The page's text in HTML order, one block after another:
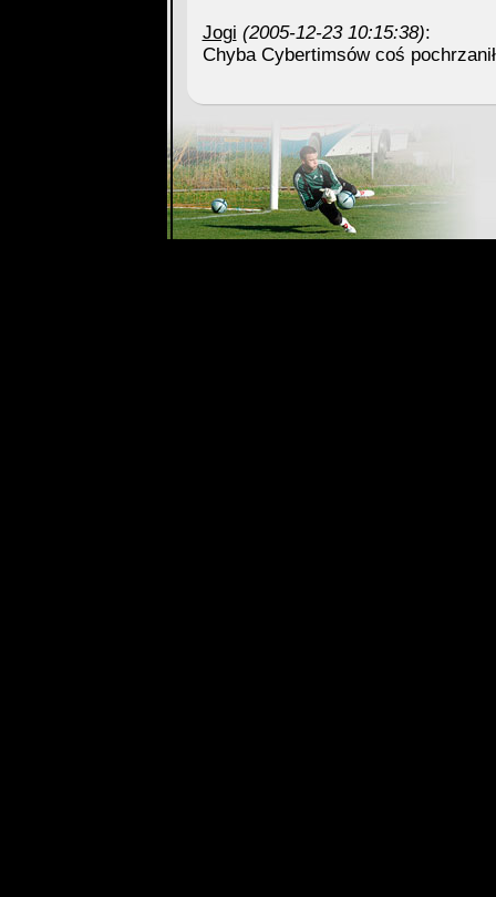
Jogi (2005-12-23 10:15:38):
Chyba Cybertimsów coś